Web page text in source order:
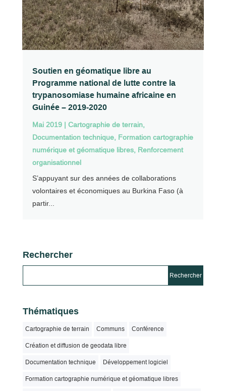
Soutien en géomatique libre au
Programme national de lutte contre la
trypanosomiase humaine africaine en
Guinée – 2019-2020
Mai 2019| Cartographie de terrain,
Documentation technique, Formation cartographie
numérique et géomatique libres, Renforcement
organisationnel
S’appuyant sur des années de collaborations
volontaires et économiques au Burkina Faso (à
partir...
Rechercher
Thématiques
Cartographie de terrain Communs Conférence
Création et diffusion de geodata libre
Documentation technique Développement logiciel
Formation cartographie numérique et géomatique libres